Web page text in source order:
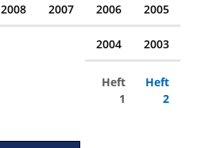
2008 2007 2006 2005
2004 2003
Heft
1
Heft
2